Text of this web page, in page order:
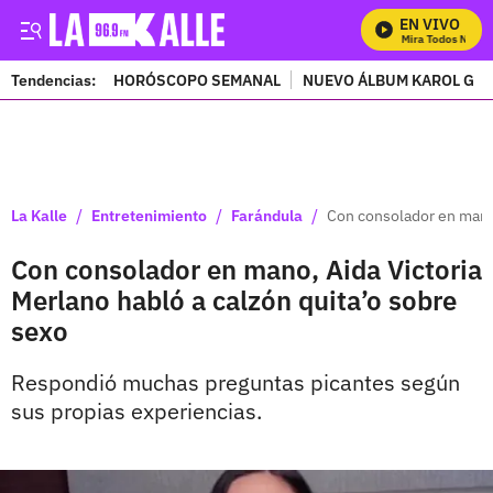
EN VIVO
Mira Todos
Tendencias: HORÓSCOPO SEMANAL NUEVO ÁLBUM KAROL G
La Kalle / Entretenimiento / Farándula / Con consolador en
Con consolador en mano, Aida Victoria
Merlano habló a calzón quita’o sobre
sexo
Respondió muchas preguntas picantes según
sus propias experiencias.